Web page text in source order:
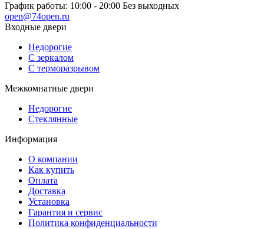
График работы: 10:00 - 20:00 Без выходных
open@74open.ru
Входные двери
Недорогие
С зеркалом
С терморазрывом
Межкомнатные двери
Недорогие
Стеклянные
Информация
О компании
Как купить
Оплата
Доставка
Установка
Гарантия и сервис
Политика конфиденциальности